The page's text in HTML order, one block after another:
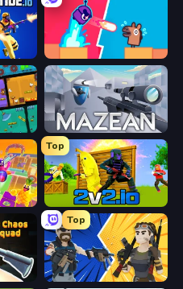
Boom Slingers ReBoom
Escape From Prison Multiplayer Mazean
Top
2v2.io
Top
BuildNow GG